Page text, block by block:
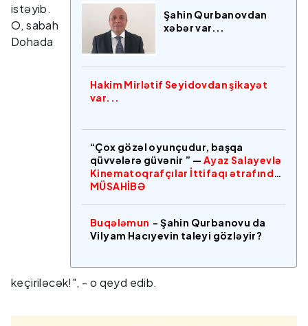
Şahin Qurbanovdan
xəbər var...
Hakim Mirlətif Seyidovdan şikayət
var...
“Çox gözəl oyunçudur, başqa
qüvvələrə güvənir ” — Ayaz Salayevlə
Kinematoqrafçılar İttifaqı ətrafında
MÜSAHİBƏ
Buqələmun - Şahin Qurbanovu da
Vilyam Hacıyevin taleyi gözləyir?
istəyib.
O, sabah
Dohada
keçiriləcək!", - o qeyd edib.